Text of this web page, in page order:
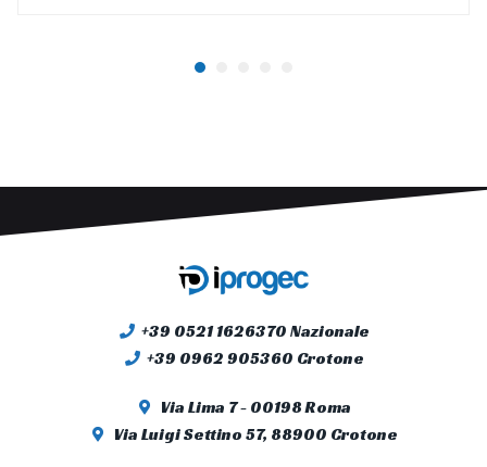
+39 0521 1626370 Nazionale
+39 0962 905360 Crotone
Via Lima 7 - 00198 Roma
Via Luigi Settino 57, 88900 Crotone